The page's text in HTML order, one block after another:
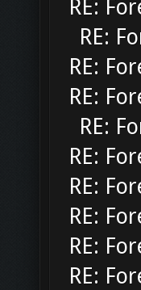
RE:
RE:
RE:
RE:
RE:
RE:
RE:
RE:
RE:
RE: